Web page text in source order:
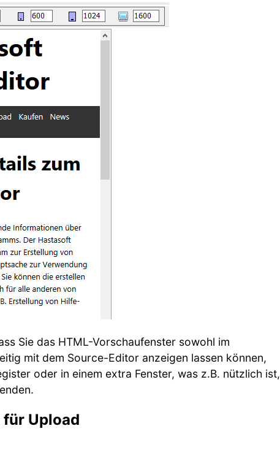
Sie das HTML-Vorschaufenster sowohl im
mit dem Source-Editor anzeigen lassen können,
oder in einem extra Fenster, was z.B. nützlich ist,
Upload